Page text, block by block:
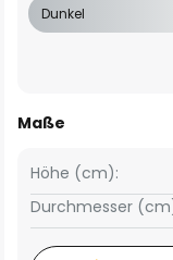
Dunkel
Maße
Höhe (cm):
Durchmesser